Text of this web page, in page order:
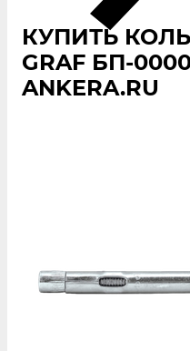
КУПИТЬ
GRAF БП-
ANKERA.RU